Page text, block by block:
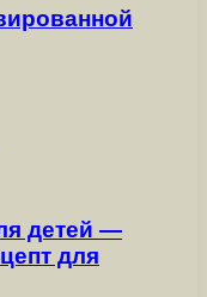
детей —
для